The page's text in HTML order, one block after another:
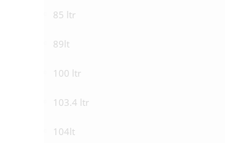
85 ltr
89lt
100 ltr
103.4 ltr
104lt